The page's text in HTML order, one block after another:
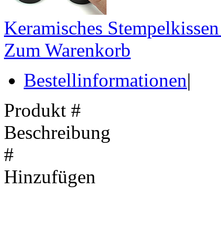
Keramisches
Zum Warenkorb
Bestellinformationen|
Produkt #
Beschreibung
#
Hinzufügen